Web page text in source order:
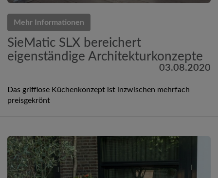
Mehr Informationen
SieMatic SLX bereichert
eigenständige Architekturkonzepte
03.08.2020
Das grifflose Küchenkonzept ist inzwischen mehrfach
preisgekrönt